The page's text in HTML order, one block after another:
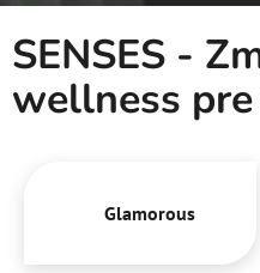
SENSES -
wellness
Glamorous